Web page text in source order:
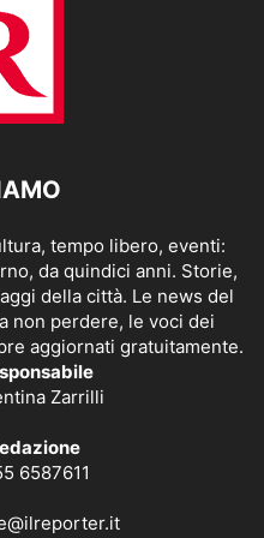
tempo libero, eventi:
da quindici anni. Storie,
della città. Le news del
non perdere, le voci dei
aggiornati gratuitamente.
Zarrilli
6587611